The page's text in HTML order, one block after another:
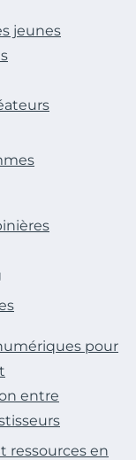
jeunes
pour
entre
ressources en